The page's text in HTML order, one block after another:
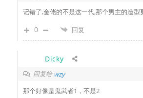
记错了,金佬的不是这一代,那个男主的造型
0 回复
Dicky
回复给 wzy
那个好像是鬼武者1，不是2